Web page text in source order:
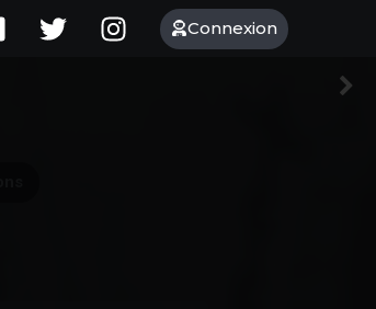
Connexion